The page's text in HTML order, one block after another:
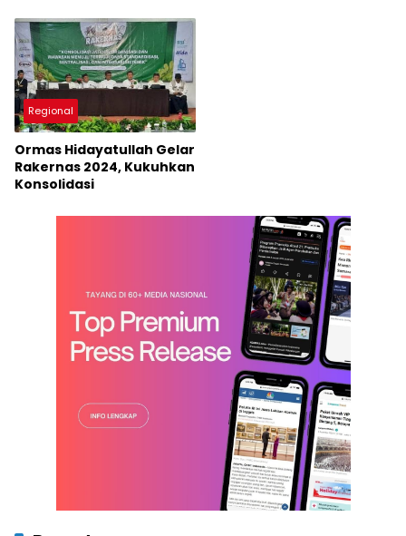
Regional
Ormas Hidayatullah Gelar
Rakernas 2024, Kukuhkan
Konsolidasi